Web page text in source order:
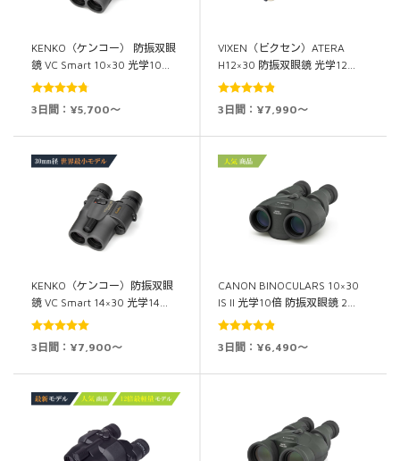
KENKO（ケンコー） 防振双眼
鏡 VC Smart 10×30 光学10…
5段階中
3日間：¥5,700～
VIXEN（ビクセン）ATERA
H12×30 防振双眼鏡 光学12…
5段階中
3日間：¥7,990～
KENKO（ケンコー）防振双眼
鏡 VC Smart 14×30 光学14…
5段階中
3日間：¥7,900～
CANON BINOCULARS 10×30
IS II 光学10倍 防振双眼鏡 2…
5段階中
3日間：¥6,490～